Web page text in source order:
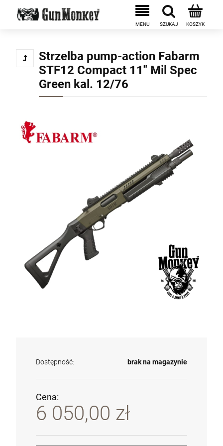
Strzelba pump-action Fabarm
STF12 Compact 11" Mil Spec
Green kal. 12/76
Dostępność: brak na magazynie
Cena:
6 050,00 zł